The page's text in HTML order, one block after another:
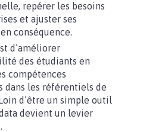
repérer les besoins
et ajuster ses
conséquence.
d’améliorer
des étudiants en
compétences
dans les référentiels de
d’être un simple outil
devient un levier